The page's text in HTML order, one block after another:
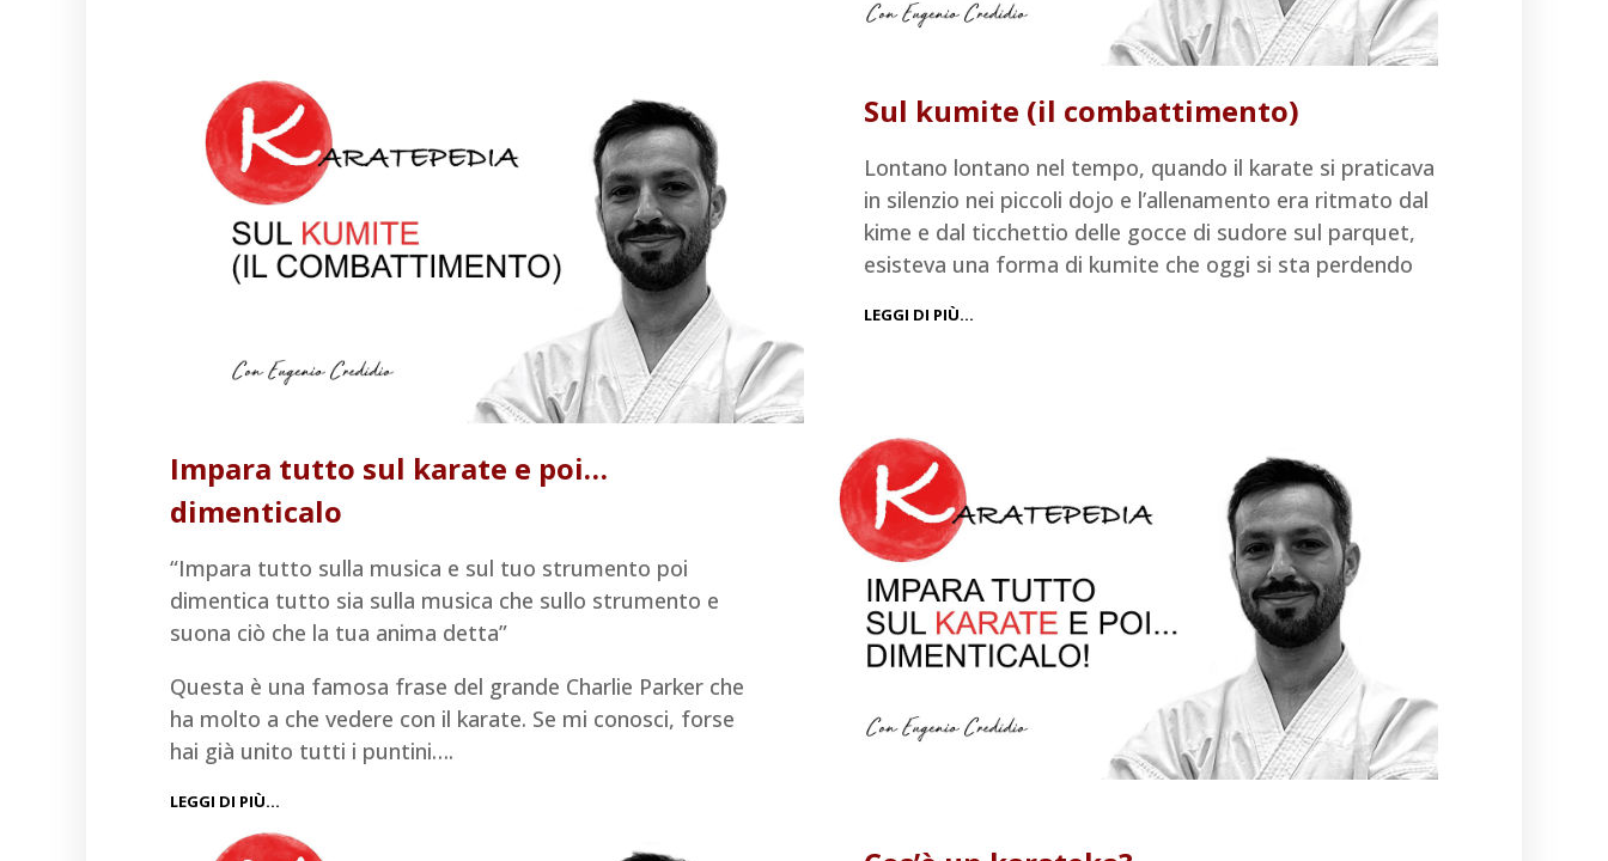
Sul kumite (il combattimento)
Lontano lontano nel tempo, quando il karate si praticava
in silenzio nei piccoli dojo e l’allenamento era ritmato dal
kime e dal ticchettio delle gocce di sudore sul parquet,
esisteva una forma di kumite che oggi si sta perdendo
LEGGI DI PIÙ…
Impara tutto sul karate e poi…
dimenticalo
“Impara tutto sulla musica e sul tuo strumento poi
dimentica tutto sia sulla musica che sullo strumento e
suona ciò che la tua anima detta”
Questa è una famosa frase del grande Charlie Parker che
ha molto a che vedere con il karate. Se mi conosci, forse
hai già unito tutti i puntini….
LEGGI DI PIÙ…